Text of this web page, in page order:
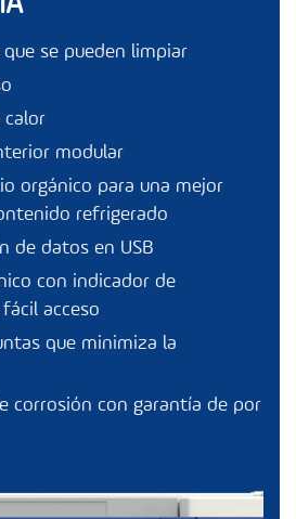
que se pueden limpiar
calor
modular
orgánico para una mejor
refrigerado
de datos en USB
con indicador de
acceso
que minimiza la
corrosión con garantía de por